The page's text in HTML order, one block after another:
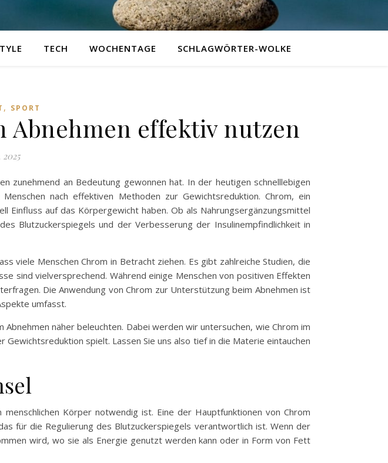
TECH WOCHENTAGE SCHLAGWÖRTER-WOLKE
, SPORT
Abnehmen effektiv nutzen
2025
zunehmend an Bedeutung gewonnen hat. In der heutigen schnelllebigen
nach effektiven Methoden zur Gewichtsreduktion. Chrom, ein
Einfluss auf das Körpergewicht haben. Ob als Nahrungsergänzungsmittel
Blutzuckerspiegels und der Verbesserung der Insulinempfindlichkeit in
viele Menschen Chrom in Betracht ziehen. Es gibt zahlreiche Studien, die
sind vielversprechend. Während einige Menschen von positiven Effekten
Die Anwendung von Chrom zur Unterstützung beim Abnehmen ist
umfasst.
näher beleuchten. Dabei werden wir untersuchen, wie Chrom im
spielt. Lassen Sie uns also tief in die Materie eintauchen
Körper notwendig ist. Eine der Hauptfunktionen von Chrom
für die Regulierung des Blutzuckerspiegels verantwortlich ist. Wenn der
wird, wo sie als Energie genutzt werden kann oder in Form von Fett